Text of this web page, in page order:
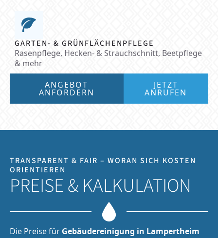
GARTEN- & GRÜNFLÄCHENPFLEGE
Rasenpflege, Hecken- & Strauchschnitt, Beetpflege
& mehr
ANGEBOT
ANFORDERN
JETZT
ANRUFEN
TRANSPARENT & FAIR – WORAN SICH KOSTEN
ORIENTIEREN
PREISE & KALKULATION
Die Preise für Gebäudereinigung in Lampertheim